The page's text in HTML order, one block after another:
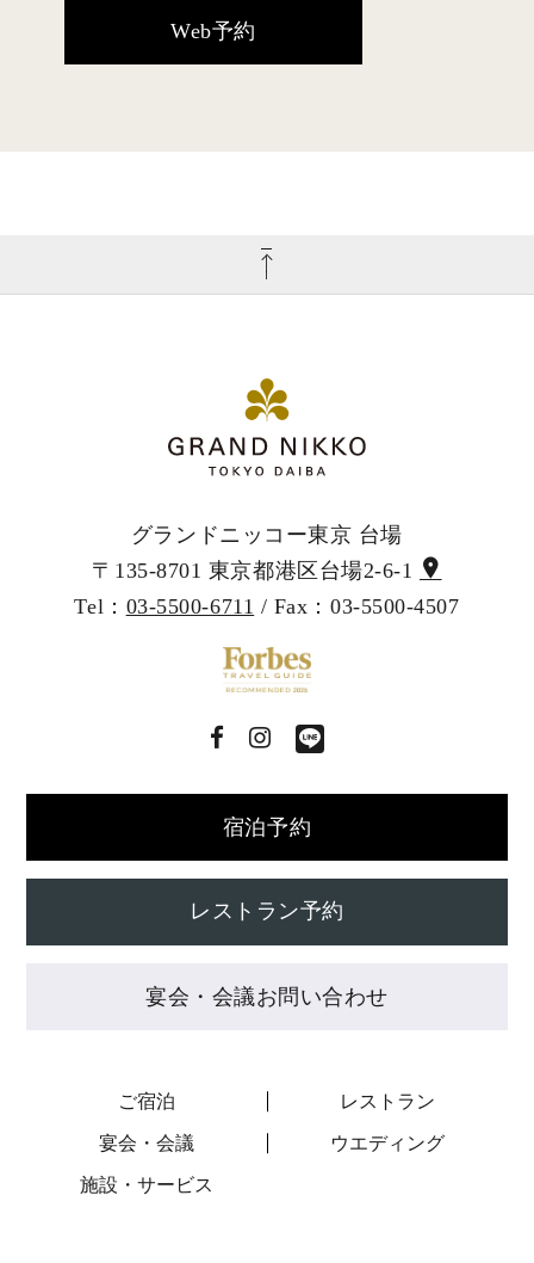
Web予約
グランドニッコー東京 台場
〒135-8701 東京都港区台場2-6-1
Tel： 03-5500-6711 / Fax：03-5500-4507
宿泊予約
レストラン予約
宴会・会議お問い合わせ
ご宿泊 レストラン
宴会・会議 ウエディング
施設・サービス